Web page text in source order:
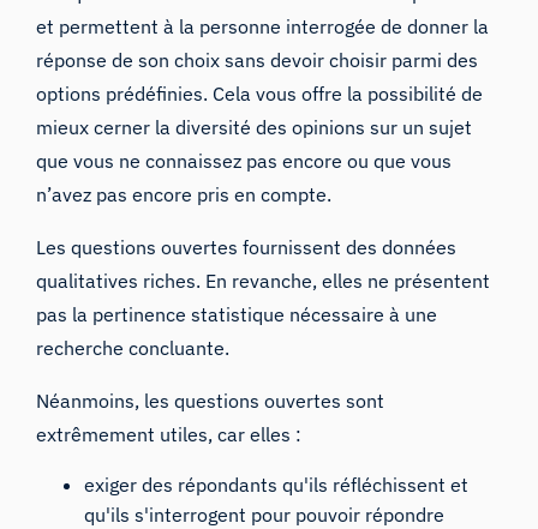
et permettent à la personne interrogée de donner la
réponse de son choix sans devoir choisir parmi des
options prédéfinies. Cela vous offre la possibilité de
mieux cerner la diversité des opinions sur un sujet
que vous ne connaissez pas encore ou que vous
n’avez pas encore pris en compte.
Les questions ouvertes fournissent des données
qualitatives riches. En revanche, elles ne présentent
pas la pertinence statistique nécessaire à une
recherche concluante.
Néanmoins, les questions ouvertes sont
extrêmement utiles, car elles :
exiger des répondants qu'ils réfléchissent et
qu'ils s'interrogent pour pouvoir répondre